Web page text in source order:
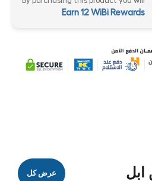
Earn 12 WiBi Rewards
ابل عرض كل